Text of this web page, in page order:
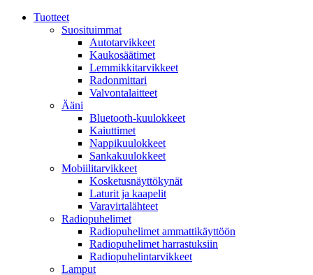
Tuotteet
Suosituimmat
Autotarvikkeet
Kaukosäätimet
Lemmikkitarvikkeet
Radonmittari
Valvontalaitteet
Ääni
Bluetooth-kuulokkeet
Kaiuttimet
Nappikuulokkeet
Sankakuulokkeet
Mobiilitarvikkeet
Kosketusnäyttökynät
Laturit ja kaapelit
Varavirtalähteet
Radiopuhelimet
Radiopuhelimet ammattikäyttöön
Radiopuhelimet harrastuksiin
Radiopuhelintarvikkeet
Lamput